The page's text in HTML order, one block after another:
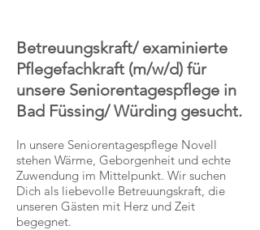
Betreuungskraft/ examinierte
Pflegefachkraft (m/w/d) für
unsere Seniorentagespflege in
Bad Füssing/ Würding gesucht.
In unsere Seniorentagespflege Novell
stehen Wärme, Geborgenheit und echte
Zuwendung im Mittelpunkt. Wir suchen
Dich als liebevolle Betreuungskraft, die
unseren Gästen mit Herz und Zeit
begegnet.